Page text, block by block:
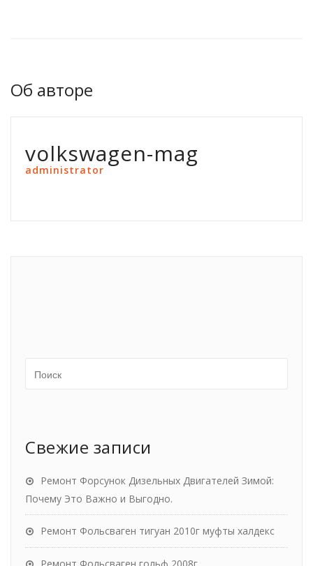
Об авторе
volkswagen-mag
administrator
Свежие записи
Ремонт Форсунок Дизельных Двигателей Зимой:
Почему Это Важно и Выгодно.
Ремонт Фольсваген тигуан 2010г муфты халдекс